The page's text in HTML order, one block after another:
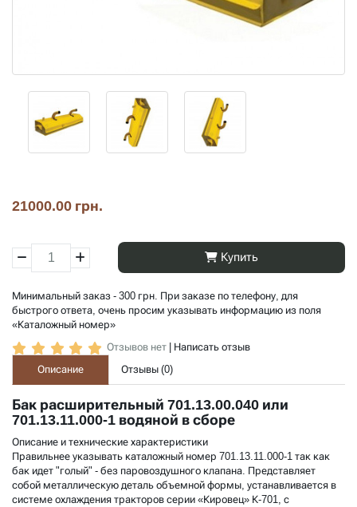
21000.00 грн.
Купить
Минимальный заказ - 300 грн. При заказе по телефону, для
быстрого ответа, очень просим указывать информацию из поля
«Каталожный номер»
Отзывов нет
Написать отзыв
Описание
Отзывы (0)
Бак расширительный 701.13.00.040 или
701.13.11.000-1 водяной в сборе
Описание и технические характеристики
Правильнее указывать каталожный номер 701.13.11.000-1 так как
бак идет "голый" - без паровоздушного клапана. Представляет
собой металлическую деталь объемной формы, устанавливается в
системе охлаждения тракторов серии «Кировец» К-701, с